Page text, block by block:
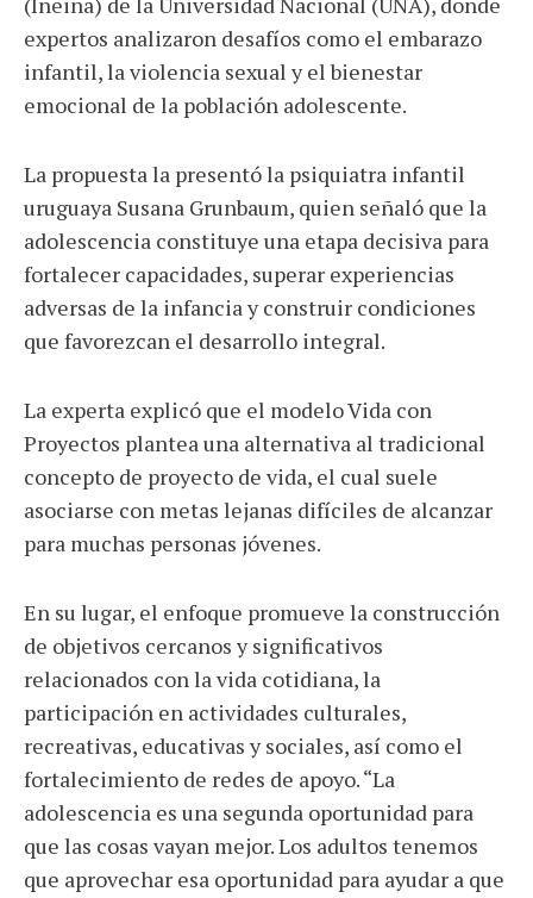
expertos analizaron desafíos como el embarazo
infantil, la violencia sexual y el bienestar
emocional de la población adolescente.
La propuesta la presentó la psiquiatra infantil
uruguaya Susana Grunbaum, quien señaló que la
adolescencia constituye una etapa decisiva para
fortalecer capacidades, superar experiencias
adversas de la infancia y construir condiciones
que favorezcan el desarrollo integral.
La experta explicó que el modelo Vida con
Proyectos plantea una alternativa al tradicional
concepto de proyecto de vida, el cual suele
asociarse con metas lejanas difíciles de alcanzar
para muchas personas jóvenes.
En su lugar, el enfoque promueve la construcción
de objetivos cercanos y significativos
relacionados con la vida cotidiana, la
participación en actividades culturales,
recreativas, educativas y sociales, así como el
fortalecimiento de redes de apoyo. “La
adolescencia es una segunda oportunidad para
que las cosas vayan mejor. Los adultos tenemos
que aprovechar esa oportunidad para ayudar a que